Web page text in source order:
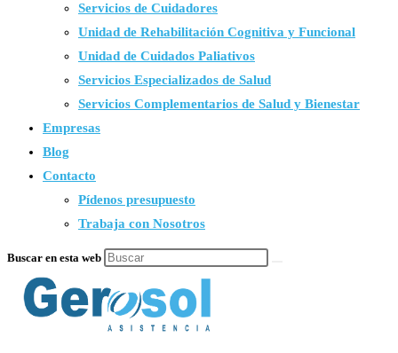
Servicios de Cuidadores
Unidad de Rehabilitación Cognitiva y Funcional
Unidad de Cuidados Paliativos
Servicios Especializados de Salud
Servicios Complementarios de Salud y Bienestar
Empresas
Blog
Contacto
Pídenos presupuesto
Trabaja con Nosotros
Buscar en esta web